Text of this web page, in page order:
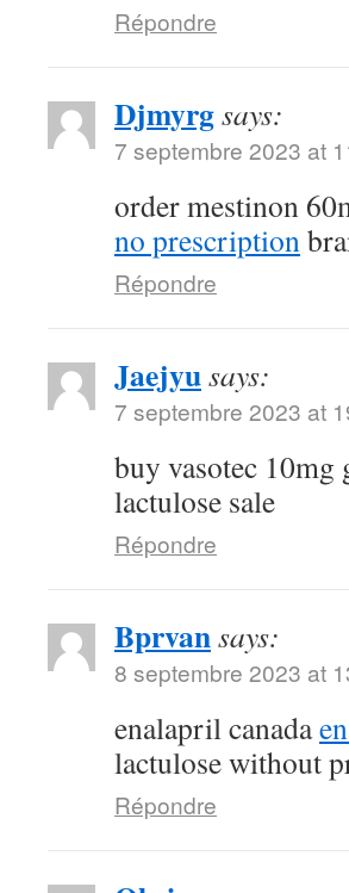
Répondre
Djmyrgsays:
7 septembre 2023 at
order mestinon
no prescription
Répondre
Jaejyusays:
7 septembre 2023 at
buy vasotec 10mg
lactulose sale
Répondre
Bprvansays:
8 septembre 2023 at
enalapril canada
lactulose without
Répondre